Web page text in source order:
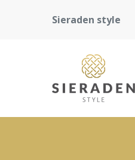
Sieraden style